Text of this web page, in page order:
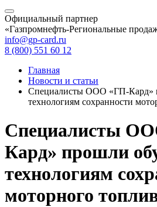
Официальный партнер
«Газпромнефть-Региональные
info@gp-card.ru
8 (800) 551 60 12
Главная
Новости и статьи
Специалисты ООО «ГП-Кард»
технологиям сохранности
Специалисты
Кард» прошли
технологиям
моторного